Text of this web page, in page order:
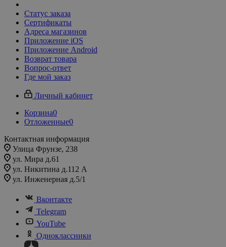
Статус заказа
Сертификаты
Адреса магазинов
Приложение iOS
Приложение Android
Возврат товара
Вопрос-ответ
Где мой заказ
Личный кабинет
Корзина0
Отложенные0
Контактная информация
Улица Фрунзе, 238​
ул. Мира д.61
ул. Никитина д.112 А
ул. Инженерная д.5/1
Вконтакте
Telegram
YouTube
Одноклассники